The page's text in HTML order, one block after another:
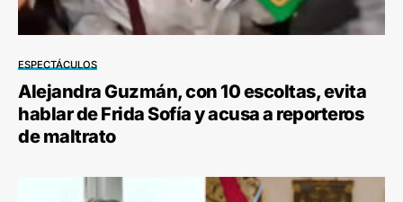
ESPECTÁCULOS
Alejandra Guzmán, con 10 escoltas, evita
hablar de Frida Sofía y acusa a reporteros
de maltrato